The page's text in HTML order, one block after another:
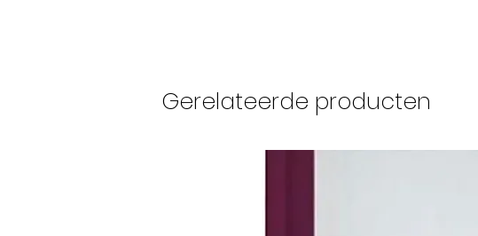
Gerelateerde producten